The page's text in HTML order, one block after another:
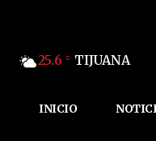
25.6 C TIJUANA
INICIO